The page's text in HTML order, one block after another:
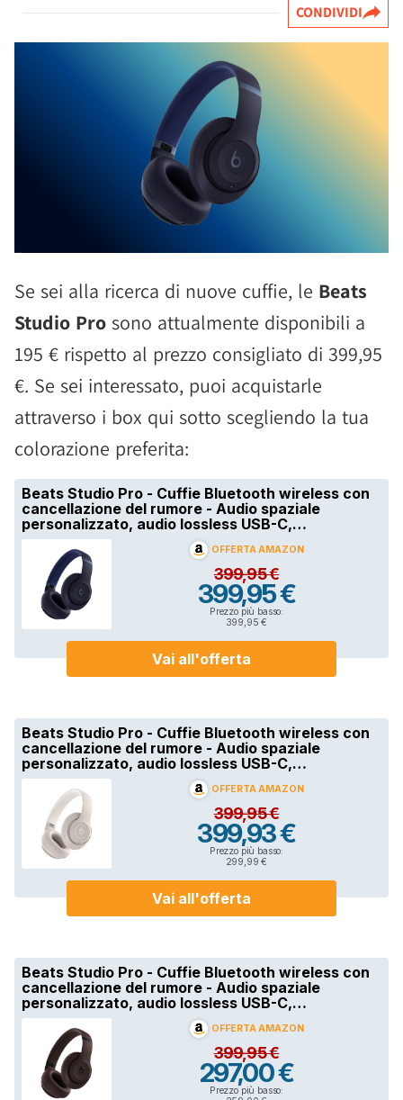
CONDIVIDI
Se sei alla ricerca di nuove cuffie, le Beats
Studio Pro sono attualmente disponibili a
195 € rispetto al prezzo consigliato di 399,95
€. Se sei interessato, puoi acquistarle
attraverso i box qui sotto scegliendo la tua
colorazione preferita: